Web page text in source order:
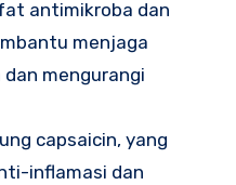
antimikroba dan
menjaga
mengurangi
capsaicin, yang
inflamasi dan